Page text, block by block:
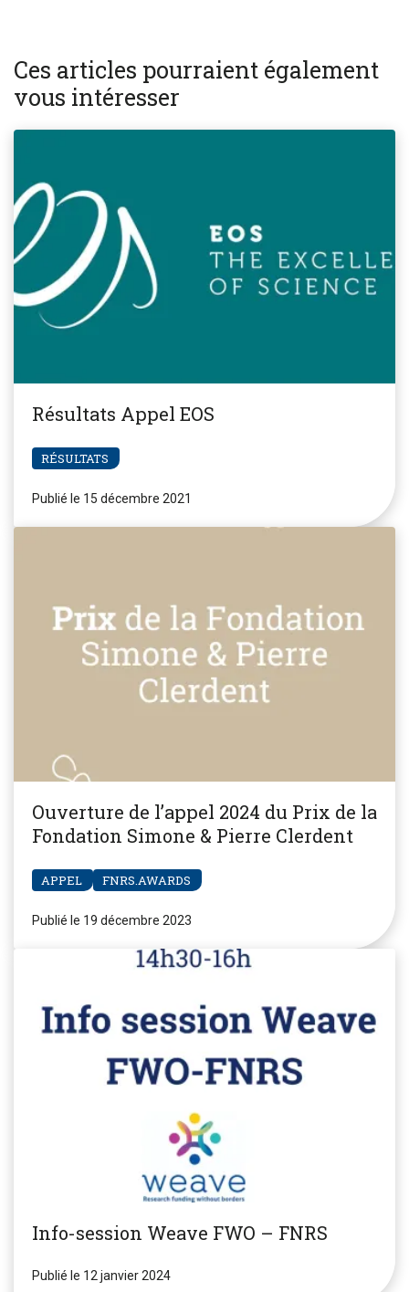
Ces articles pourraient également
vous intéresser
Résultats Appel EOS
RÉSULTATS
Publié le 15 décembre 2021
Ouverture de l’appel 2024 du Prix de la
Fondation Simone & Pierre Clerdent
APPEL FNRS.AWARDS
Publié le 19 décembre 2023
Info-session Weave FWO – FNRS
Publié le 12 janvier 2024